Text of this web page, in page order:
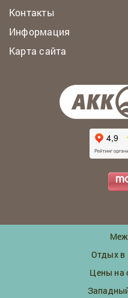
Контакты
Информация
Карта сайта
Отдых в
Цены на